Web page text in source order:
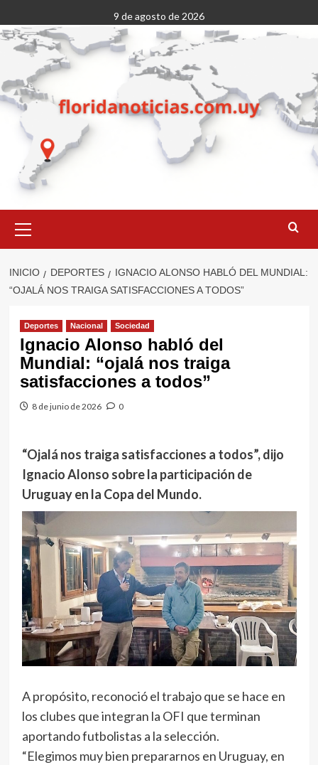
al
contenido
9 de agosto de 2026
primario
INICIO DEPORTES
IGNACIO ALONSO HABLÓ DEL MUNDIAL:
“OJALÁ NOS TRAIGA SATISFACCIONES A TODOS”
Deportes Nacional Sociedad
Ignacio Alonso habló del
Mundial: “ojalá nos traiga
satisfacciones a todos”
8 de junio de 2026 0
“Ojalá nos traiga satisfacciones a todos”, dijo
Ignacio Alonso sobre la participación de
Uruguay en la Copa del Mundo.
A propósito, reconoció el trabajo que se hace en
los clubes que integran la OFI que terminan
aportando futbolistas a la selección.
“Elegimos muy bien prepararnos en Uruguay, en